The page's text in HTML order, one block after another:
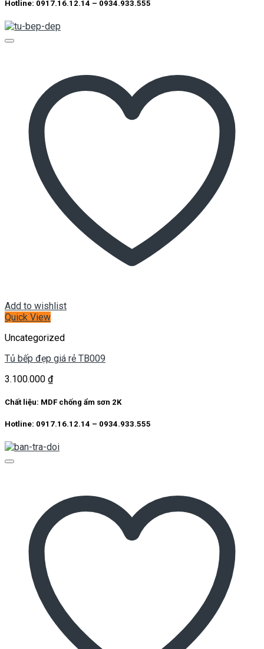
Hotline: 0917.16.12.14 – 0934.933.555
Add to wishlist
Quick View
Uncategorized
Tủ bếp đẹp giá rẻ TB009
3.100.000 ₫
Chất liệu: MDF chống ẩm sơn 2K
Hotline: 0917.16.12.14 – 0934.933.555